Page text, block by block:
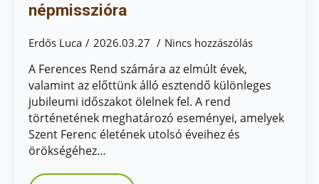
népmisszióra
Erdős Luca 2026.03.27 Nincs hozzászólás
A Ferences Rend számára az elmúlt évek,
valamint az előttünk álló esztendő különleges
jubileumi időszakot ölelnek fel. A rend
történetének meghatározó eseményei, amelyek
Szent Ferenc életének utolsó éveihez és
örökségéhez…